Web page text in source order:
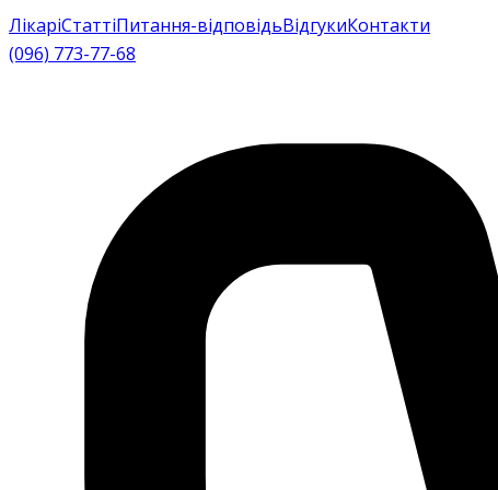
ЛікаріСтаттіПитання-відповідьВідгукиКонтакти
(096) 773-77-68